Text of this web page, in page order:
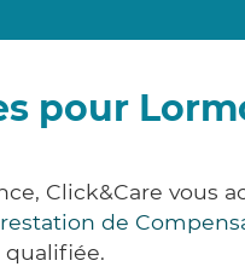
pour
Click&Care vous
de